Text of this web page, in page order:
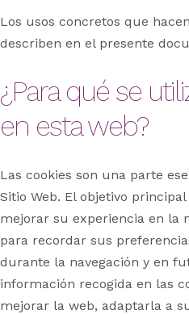
Los usos concretos que
describen en el presente
¿Para qué se
en esta web?
Las cookies son una parte
Sitio Web. El objetivo
mejorar su experiencia en la
para recordar sus
durante la navegación y en
información recogida en las
mejorar la web, adaptarla a